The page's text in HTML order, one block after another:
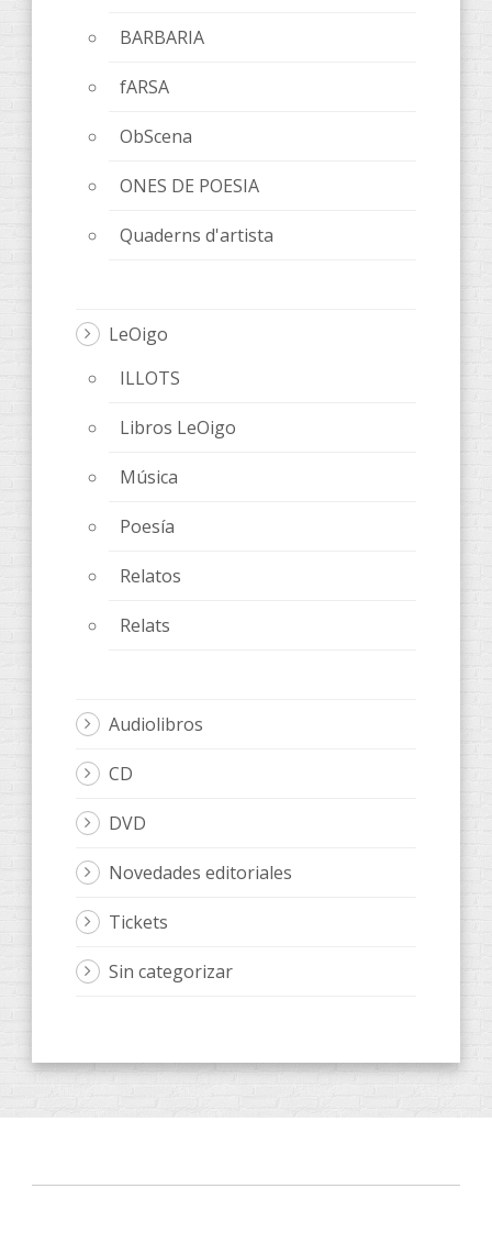
BARBARIA
fARSA
ObScena
ONES DE POESIA
Quaderns d'artista
LeOigo
ILLOTS
Libros LeOigo
Música
Poesía
Relatos
Relats
Audiolibros
CD
DVD
Novedades editoriales
Tickets
Sin categorizar